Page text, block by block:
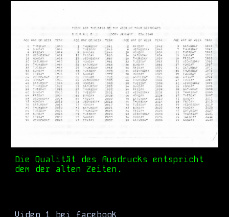
Die Qualität des Ausdrucks entspricht
dem der alten Zeiten.
Video 1 bei facebook